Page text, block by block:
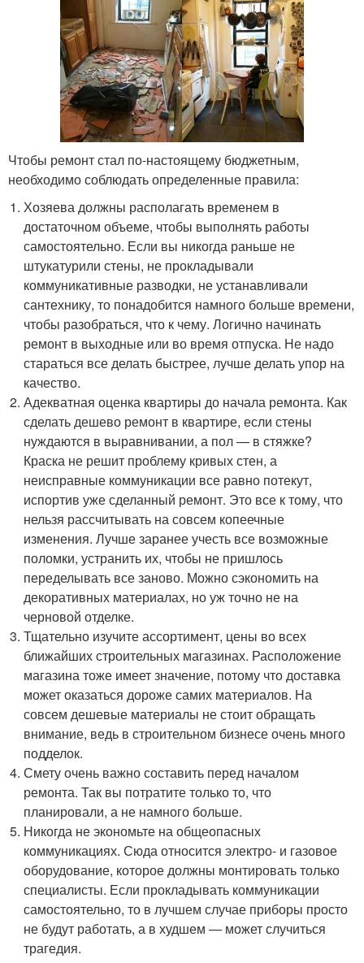
Чтобы ремонт стал по-настоящему бюджетным,
необходимо соблюдать определенные правила:
Хозяева должны располагать временем в
достаточном объеме, чтобы выполнять работы
самостоятельно. Если вы никогда раньше не
штукатурили стены, не прокладывали
коммуникативные разводки, не устанавливали
сантехнику, то понадобится намного больше времени,
чтобы разобраться, что к чему. Логично начинать
ремонт в выходные или во время отпуска. Не надо
стараться все делать быстрее, лучше делать упор на
качество.
Адекватная оценка квартиры до начала ремонта. Как
сделать дешево ремонт в квартире, если стены
нуждаются в выравнивании, а пол — в стяжке?
Краска не решит проблему кривых стен, а
неисправные коммуникации все равно потекут,
испортив уже сделанный ремонт. Это все к тому, что
нельзя рассчитывать на совсем копеечные
изменения. Лучше заранее учесть все возможные
поломки, устранить их, чтобы не пришлось
переделывать все заново. Можно сэкономить на
декоративных материалах, но уж точно не на
черновой отделке.
Тщательно изучите ассортимент, цены во всех
ближайших строительных магазинах. Расположение
магазина тоже имеет значение, потому что доставка
может оказаться дороже самих материалов. На
совсем дешевые материалы не стоит обращать
внимание, ведь в строительном бизнесе очень много
подделок.
Смету очень важно составить перед началом
ремонта. Так вы потратите только то, что
планировали, а не намного больше.
Никогда не экономьте на общеопасных
коммуникациях. Сюда относится электро- и газовое
оборудование, которое должны монтировать только
специалисты. Если прокладывать коммуникации
самостоятельно, то в лучшем случае приборы просто
не будут работать, а в худшем — может случиться
трагедия.